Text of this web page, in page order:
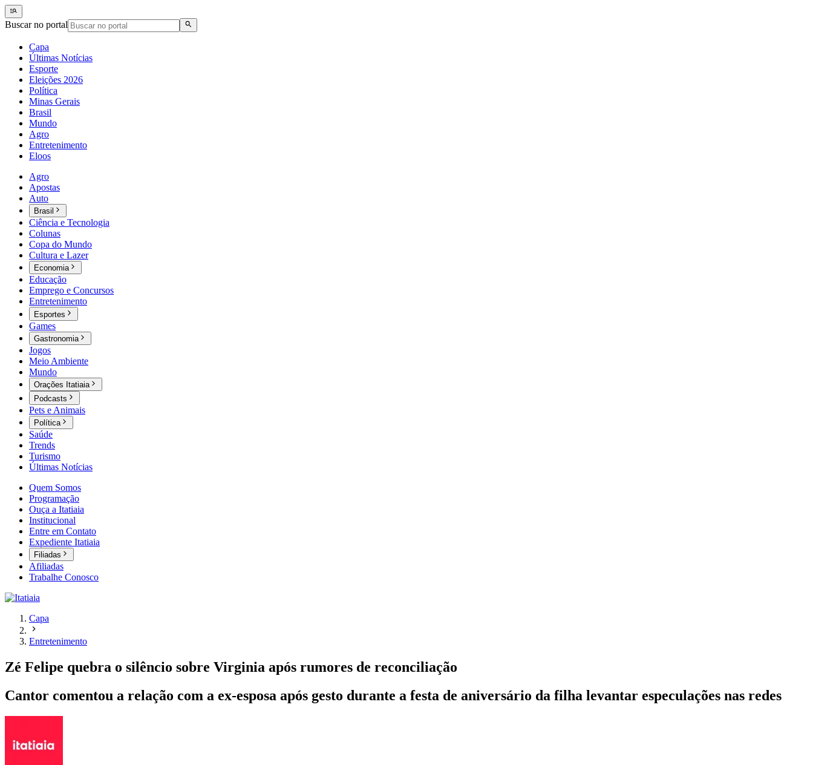
Buscar no portal
Capa
Últimas Notícias
Esporte
Eleições 2026
Política
Minas Gerais
Brasil
Mundo
Agro
Entretenimento
Eloos
Agro
Apostas
Auto
Brasil
Ciência e Tecnologia
Colunas
Copa do Mundo
Cultura e Lazer
Economia
Educação
Emprego e Concursos
Entretenimento
Esportes
Games
Gastronomia
Jogos
Meio Ambiente
Mundo
Orações Itatiaia
Podcasts
Pets e Animais
Política
Saúde
Trends
Turismo
Últimas Notícias
Quem Somos
Programação
Ouça a Itatiaia
Institucional
Entre em Contato
Expediente Itatiaia
Filiadas
Afiliadas
Trabalhe Conosco
Capa
Entretenimento
Zé Felipe quebra o silêncio sobre Virginia após rumores de reconciliação
Cantor comentou a relação com a ex-esposa após gesto durante a festa de aniversário da filha levantar especulações nas redes